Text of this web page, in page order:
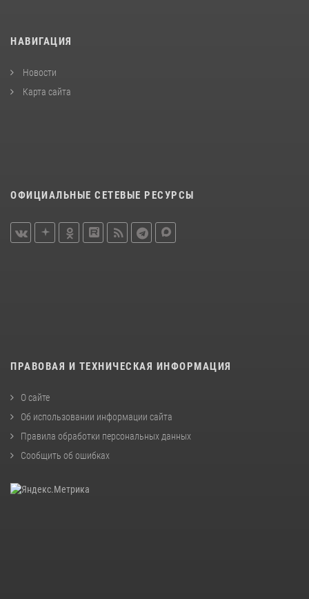
НАВИГАЦИЯ
Новости
Карта сайта
ОФИЦИАЛЬНЫЕ СЕТЕВЫЕ РЕСУРСЫ
ПРАВОВАЯ И ТЕХНИЧЕСКАЯ ИНФОРМАЦИЯ
О сайте
Об использовании информации сайта
Правила обработки персональных данных
Сообщить об ошибках